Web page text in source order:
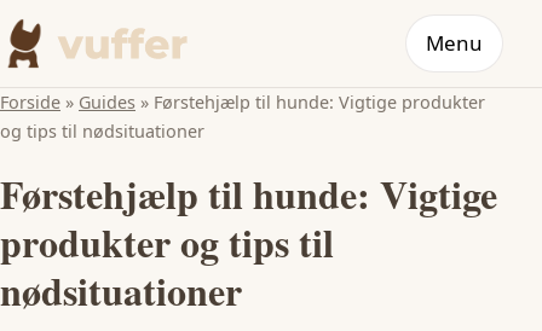
Menu
Forside » Guides » Førstehjælp til hunde: Vigtige produkter
og tips til nødsituationer
Førstehjælp til hunde: Vigtige
produkter og tips til
nødsituationer